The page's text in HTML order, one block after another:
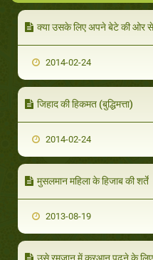
क्या उसके लिए अपने बेटे की ओर से
2014-02-24
जिहाद की हिकमत (बुद्धिमत्ता)
2014-02-24
मुसलमान महिला के हिजाब की शर्तें
2013-08-19
उसे रमज़ान में क़ुरआन पढ़ने के लिए